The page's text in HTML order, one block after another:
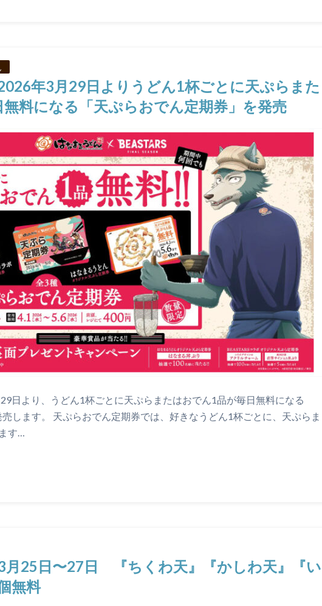
年3月29日よりうどん1杯ごとに天ぷらまた
料になる「天ぷらおでん定期券」を発売
日より、うどん1杯ごとに天ぷらまたはおでん1品が毎日無料になる
売します。 天ぷらおでん定期券では、好きなうどん1杯ごとに、天ぷらま
す…
月25日〜27日 『ちくわ天』『かしわ天』『い
無料